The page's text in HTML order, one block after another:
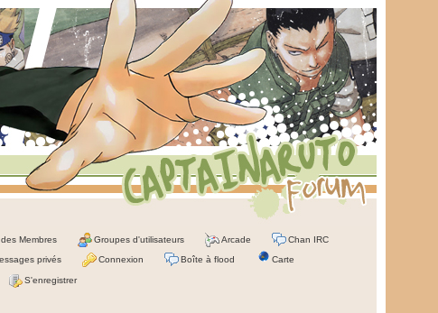
Membres Groupes d'utilisateurs Arcade Chan IRC
privés Connexion Boîte à flood Carte
S'enregistrer